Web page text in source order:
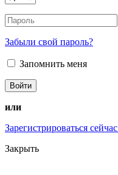
Забыли свой пароль?
Запомнить меня
или
Зарегистрироваться сейчас
Закрыть